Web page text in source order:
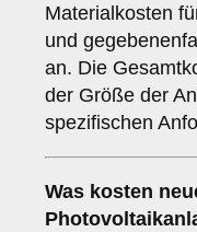
Materialkosten
und
an. Die
der Größe der
spezifischen
Was kosten